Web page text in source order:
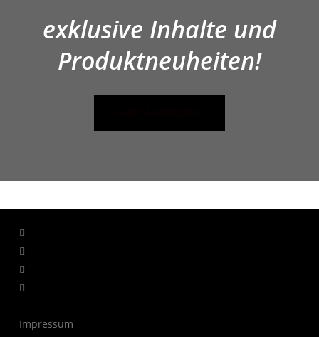
exklusive Inhalte und
Produktneuheiten!
facebook
linkedin
youtube
instagram
Impressum